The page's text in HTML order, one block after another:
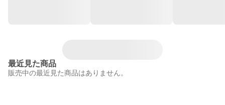
最近見た商品
販売中の最近見た商品はありません。